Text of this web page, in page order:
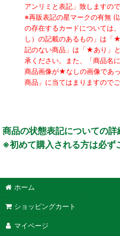
アンリミと表記」致しますの
※再販表記の星マークの有無
の存在するカードについては
し）の記載のあるもの」は「
記のない商品」は「★あり」
承ください。また、「商品名
商品画像が★なしの画像であ
商品」に当てはまりますので
商品の状態表記についての詳
※初めて購入される方は必ず
ホーム
ショッピングカート
マイページ